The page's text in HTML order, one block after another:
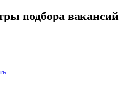
подбора вакансий